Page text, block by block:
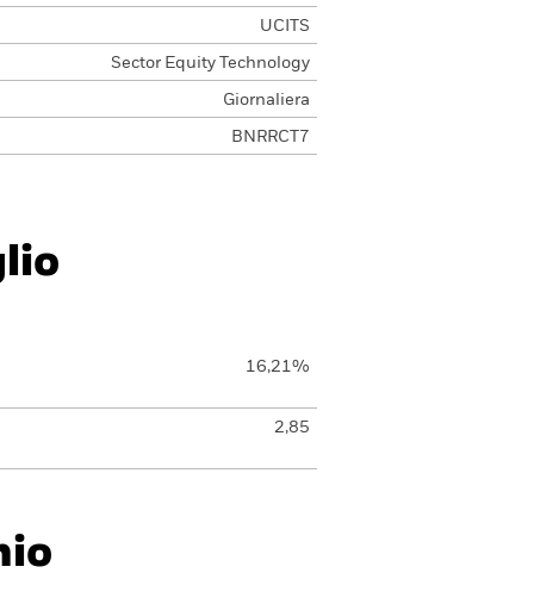
UCITS
Sector Equity Technology
Giornaliera
BNRRCT7
16,21%
2,85